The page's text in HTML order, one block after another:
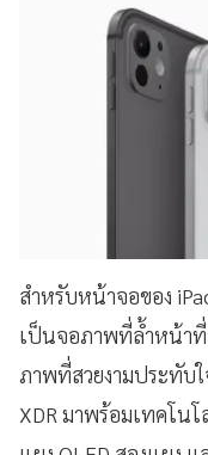
สำหรับหน้าจอของ
เป็นจอภาพที่ล้ำหน้า
ภาพที่สวยงามประทับ
XDR มาพร้อมเทคโน